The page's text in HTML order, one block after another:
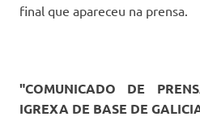
final que apareceu na prensa.
"COMUNICADO DE
IGREXA DE BASE DE